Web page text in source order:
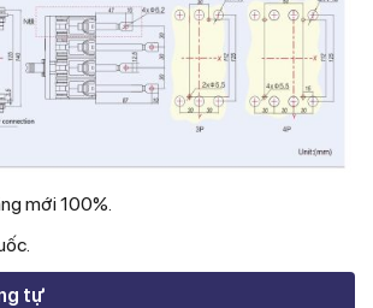
mới 100%.
tự